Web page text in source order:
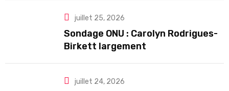
juillet 25, 2026
Sondage ONU : Carolyn Rodrigues-
Birkett largement
juillet 24, 2026